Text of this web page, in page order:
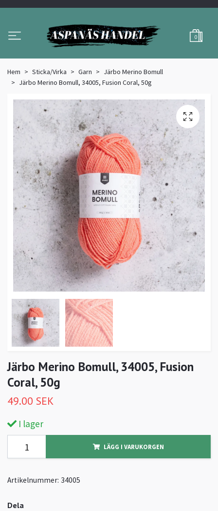
0
Hem Sticka/Virka Garn
Järbo Merino Bomull
Järbo Merino Bomull, 34005, Fusion Coral, 50g
Järbo Merino Bomull, 34005, Fusion
Coral, 50g
49.00 SEK
I lager
LÄGG I VARUKORGEN
Artikelnummer: 34005
Dela